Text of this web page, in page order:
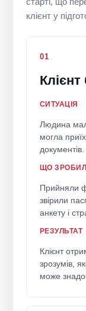
клієнт у
01
СИТУАЦІЯ
Людина
могла
документів.
ЩО
Прийняли
звірили
анкету і
РЕЗУЛЬТАТ
Клієнт
зрозумів,
може